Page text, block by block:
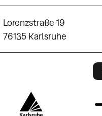
Lorenzstraße 19
76135 Karlsruhe